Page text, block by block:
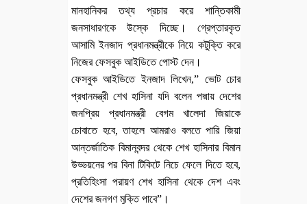
মানহানিকর তথ্য প্রচার করে শান্তিকামী
জনসাধারণকে উস্কে দিচ্ছে। গ্রেপ্তারকৃত
আসামি ইনজাদ প্রধানমন্ত্রীকে নিয়ে কটুক্তি করে
নিজের ফেসবুক আইডিতে পোস্ট দেন।
ফেসবুক আইডিতে ইনজাদ লিখেন,” ভোট চোর
প্রধানমন্ত্রী শেখ হাসিনা যদি বলেন পদ্মায় দেশের
জনপ্রিয় প্রধানমন্ত্রী বেগম খালেদা জিয়াকে
চোবাতে হবে, তাহলে আমরাও বলতে পারি জিয়া
আন্তর্জাতিক বিমানবন্দর থেকে শেখ হাসিনার বিমান
উড্ডয়নের পর বিনা টিকিটে নিচে ফেলে দিতে হবে,
প্রতিহিংসা পরায়ণ শেখ হাসিনা থেকে দেশ এবং
দেশের জনগণ মুক্তি পাবে”।